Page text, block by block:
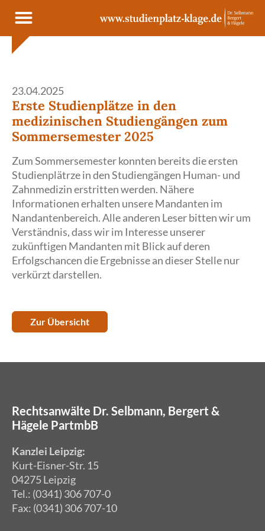
23.04.2025
Erste Studienplätze in den
medizinischen Studiengängen zum
Sommersemester 2025
Zum Sommersemester konnten bereits die ersten
Studienplätrze in den Studiengängen Human- und
Zahnmedizin erstritten werden. Nähere
Informationen erhalten unsere Mandanten im
Nandantenbereich. Alle anderen Leser bitten wir um
Verständnis, dass wir im Interesse unserer
zukünftigen Mandanten mit Blick auf deren
Erfolgschancen die Ergebnisse an dieser Stelle nur
verkürzt darstellen.
Zur Übersicht
Rechtsanwälte Dr. Selbmann, Bergert &
Hägele PartmbB
Kanzlei Leipzig:
Kurt-Eisner-Str. 15
04275 Leipzig
Tel.: (0341) 306 707-0
Fax: (0341) 306 707-10